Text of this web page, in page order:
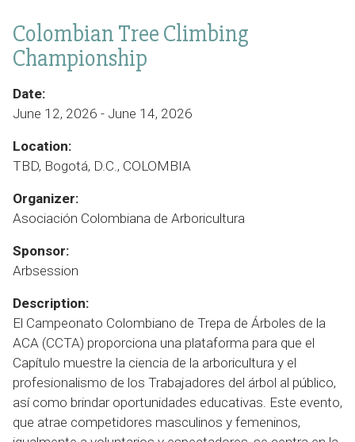
Colombian Tree Climbing
Championship
Date:
June 12, 2026 - June 14, 2026
Location:
TBD, Bogotá, D.C., COLOMBIA
Organizer:
Asociación Colombiana de Arboricultura
Sponsor:
Arbsession
Description:
El Campeonato Colombiano de Trepa de Árboles de la
ACA (CCTA) proporciona una plataforma para que el
Capítulo muestre la ciencia de la arboricultura y el
profesionalismo de los Trabajadores del árbol al público,
así como brindar oportunidades educativas. Este evento,
que atrae competidores masculinos y femeninos,